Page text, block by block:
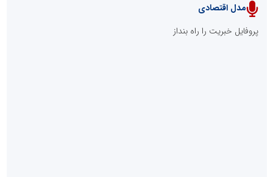
پایگاه خبری نهضت ملی مسکن
مدل اقتصادی
پروفایل خبریت را راه بنداز